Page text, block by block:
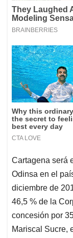
Cartagena será
Odinsa en el
diciembre de
46,5 % de la
concesión por
Mariscal Sucre,